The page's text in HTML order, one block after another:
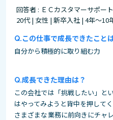
回答者 : ＥＣカスタマーサポート
20代 | 女性 | 新卒入社 | 4年～10
この仕事で成長できたこと
自分から積極的に取り組む力
成長できた理由は？
この会社では「挑戦したい」と
はやってみようと背中を押して
さまざまな業務に前向きにチャ